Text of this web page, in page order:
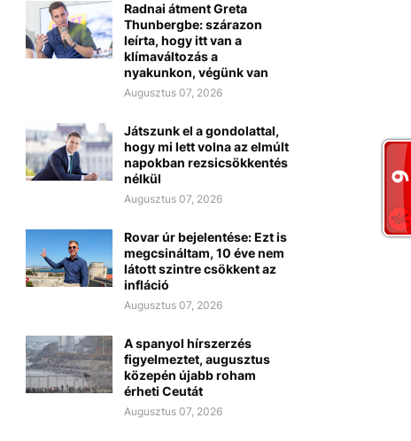
Radnai átment Greta
Thunbergbe: szárazon
leírta, hogy itt van a
klímaváltozás a
nyakunkon, végünk van
Augusztus 07, 2026
Játszunk el a gondolattal,
hogy mi lett volna az elmúlt
napokban rezsicsökkentés
nélkül
Augusztus 07, 2026
Rovar úr bejelentése: Ezt is
megcsináltam, 10 éve nem
látott szintre csökkent az
infláció
Augusztus 07, 2026
A spanyol hírszerzés
figyelmeztet, augusztus
közepén újabb roham
érheti Ceutát
Augusztus 07, 2026